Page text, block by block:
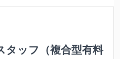
タッフ（複合型有料